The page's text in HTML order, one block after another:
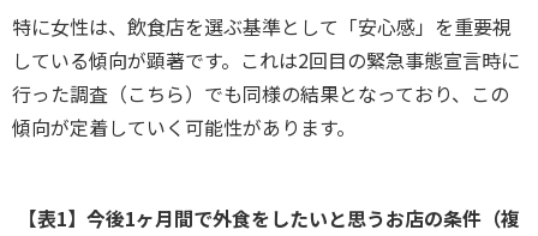
特に女性は、飲食店を選ぶ基準として「安心感」を重要視
している傾向が顕著です。これは2回目の緊急事態宣言時に
行った調査（こちら）でも同様の結果となっており、この
傾向が定着していく可能性があります。
【表1】今後1ヶ月間で外食をしたいと思うお店の条件（複